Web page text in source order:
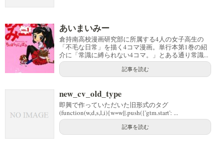
あいまいみー
倉持南高校漫画研究部に所属する4人の女子高生の
「不毛な日常」を描く4コマ漫画。単行本第1巻の紹
介に「常識に縛られない4コマ。」とある通り常識...
記事を読む
new_cv_old_type
即興で作っていただいた旧形式のタグ
(function(w,d,s,l,i){w=w||.push({'gtm.start': ...
記事を読む